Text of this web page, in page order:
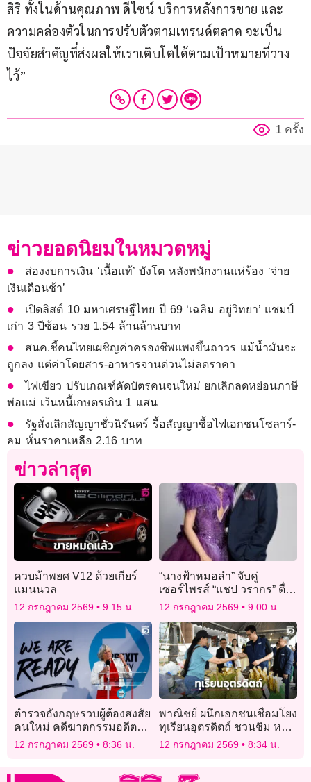
สิริ ทั้งในด้านคุณภาพ ดีไซน์ บริการหลังการขาย และ
ความคล่องตัวในการปรับตัวตามเทรนด์ตลาด จะเป็น
ปัจจัยสำคัญที่ส่งผลให้เราเติบโตได้ตามเป้าหมายที่วาง
ไว้”
1 ครั้ง
ข่าวยอดนิยมในหมวดหมู่
ส่องงบการเงิน ‘เนื้อแท้’ บังโต หลังพนักงานแห่ร้อง ‘จ่าย
เงินเดือนช้า’
เปิดลิสต์ 10 มหาเศรษฐีไทย ปี 69 ‘เฉลิม อยู่วิทยา’ แชมป์
เก่า 3 ปีซ้อน รวย 1.54 ล้านล้านบาท
สนค.ชี้คนไทยเผชิญค่าครองชีพแพงขึ้นถาวร แม้น้ำมันจะ
ถูกลง แต่ค่าโดยสาร-อาหารจานด่วนไม่ลดราคา
ไฟเขียว ปรับเกณฑ์คัดบัตรคนจนใหม่ ยกเลิกลดหย่อนภาษี
พ่อแม่ เว้นหนี้เกษตรเกิน 1 แสน
รัฐสั่งเลิกสัญญาชั่วนิรันดร์ รื้อสัญญาซื้อไฟเอกชนโซลาร์-
ลม หั่นราคาเหลือ 2.16 บาท
ข่าวล่าสุด
ควบม้าพยศ V12 ด้วยเกียร์
แมนนวล
12 กรกฎาคม 2569 9:15 น.
“นางฟ้าหมอลำ” จับคู่
เซอร์ไพรส์ “แชป วรากร” ตื่น
เต้น ประกบหมอลำดาวรุ่ง
“ยูกิ เพ็ญผกา”
12 กรกฎาคม 2569 9:00 น.
ตำรวจอังกฤษรวบผู้ต้องสงสัย
คนใหม่ คดีฆาตกรรมอดีต
รัฐมนตรีหญิง
12 กรกฎาคม 2569 8:36 น.
พาณิชย์ ผนึกเอกชนเชื่อมโยง
ทุเรียนอุตรดิตถ์ ชวนชิม หลง-
หลินลับแล
12 กรกฎาคม 2569 8:34 น.